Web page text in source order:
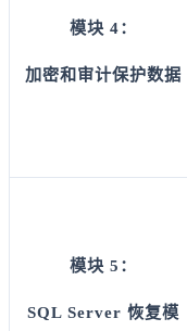
模块 4：
加密和审计保护数据
模块 5：
SQL Server 恢复模